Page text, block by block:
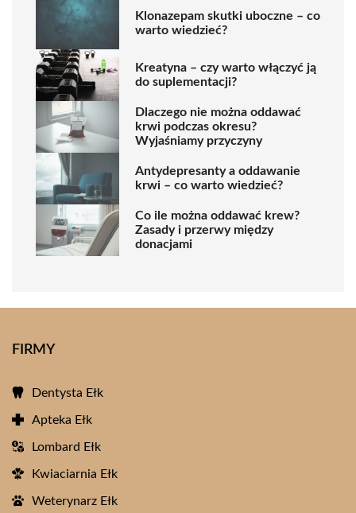
Klonazepam skutki uboczne – co
warto wiedzieć?
Kreatyna – czy warto włączyć ją
do suplementacji?
Dlaczego nie można oddawać
krwi podczas okresu?
Wyjaśniamy przyczyny
Antydepresanty a oddawanie
krwi – co warto wiedzieć?
Co ile można oddawać krew?
Zasady i przerwy między
donacjami
FIRMY
Dentysta Ełk
Apteka Ełk
Lombard Ełk
Kwiaciarnia Ełk
Weterynarz Ełk